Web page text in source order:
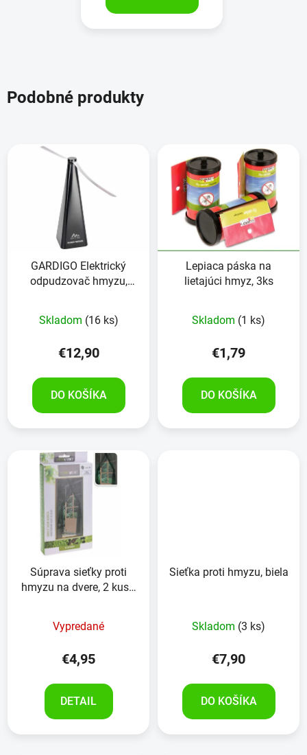
Podobné produkty
GARDIGO Elektrický
odpudzovač hmyzu,
Skladom (16 ks)
€12,90
DO KOŠÍKA
Lepiaca páska na
lietajúci hmyz, 3ks
Skladom (1 ks)
€1,79
DO KOŠÍKA
Súprava sieťky proti
hmyzu na dvere, 2 kusy,
Vypredané
€4,95
DETAIL
Sieťka proti hmyzu, biela
Skladom (3 ks)
€7,90
DO KOŠÍKA